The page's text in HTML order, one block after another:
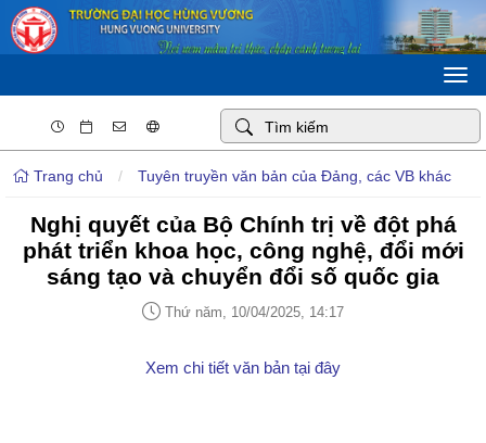
Trang chủ / Tuyên truyền văn bản của Đảng, các VB khác
Nghị quyết của Bộ Chính trị về đột phá
phát triển khoa học, công nghệ, đổi mới
sáng tạo và chuyển đổi số quốc gia
Thứ năm, 10/04/2025, 14:17
Xem chi tiết văn bản tại đây